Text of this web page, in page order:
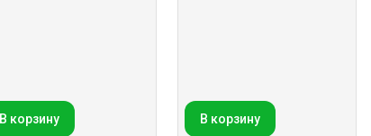
В корзину В корзину